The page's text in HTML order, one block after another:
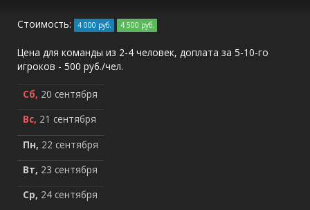
Стоимость: 4 000 руб. 4 500 руб.
Цена для команды из 2-4 человек, доплата за 5-10-го
игроков - 500 руб./чел.
Сб, 20 сентября
Вс, 21 сентября
Пн, 22 сентября
Вт, 23 сентября
Ср, 24 сентября